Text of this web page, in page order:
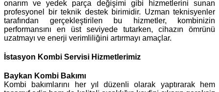
onarım ve yedek parça değişimi gibi hizmetlerini sunan
profesyonel bir teknik destek birimidir. Uzman teknisyenler
tarafından gerçekleştirilen bu hizmetler, kombinizin
performansını en üst seviyede tutarken, cihazın ömrünü
uzatmayı ve enerji verimliliğini artırmayı amaçlar.
İstasyon Kombi Servisi Hizmetlerimiz
Baykan Kombi Bakımı
Kombi bakımlarını her yıl düzenli olarak yaptırarak hem